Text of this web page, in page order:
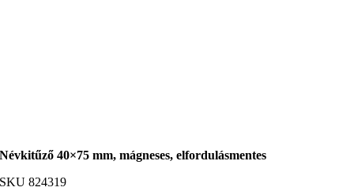
Névkitűző 40×75 mm, mágneses, elfordulásmentes
SKU824319